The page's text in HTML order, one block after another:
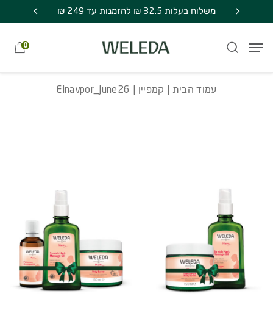
Skip to Content
משלוח בעלות 32.5 ₪ להזמנות עד 249 ₪
0
עמוד הבית קמפיין
Einavpor_June26
בחזרה למעלה